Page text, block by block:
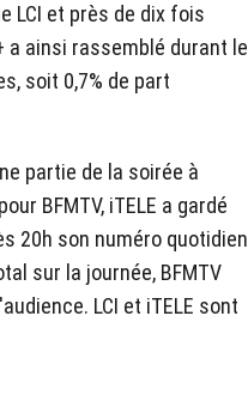
LCI et près de dix fois
a ainsi rassemblé durant le
soit 0,7% de part
partie de la soirée à
BFMTV, iTELE a gardé
20h son numéro quotidien
sur la journée, BFMTV
LCI et iTELE sont